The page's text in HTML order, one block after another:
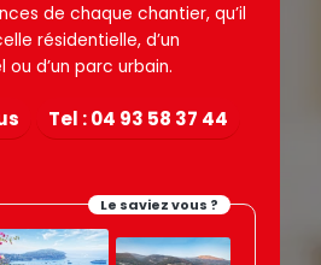
de chaque chantier, qu’il
résidentielle, d’un
d’un parc urbain.
Tel : 04 93 58 37 44
Le saviez vous ?